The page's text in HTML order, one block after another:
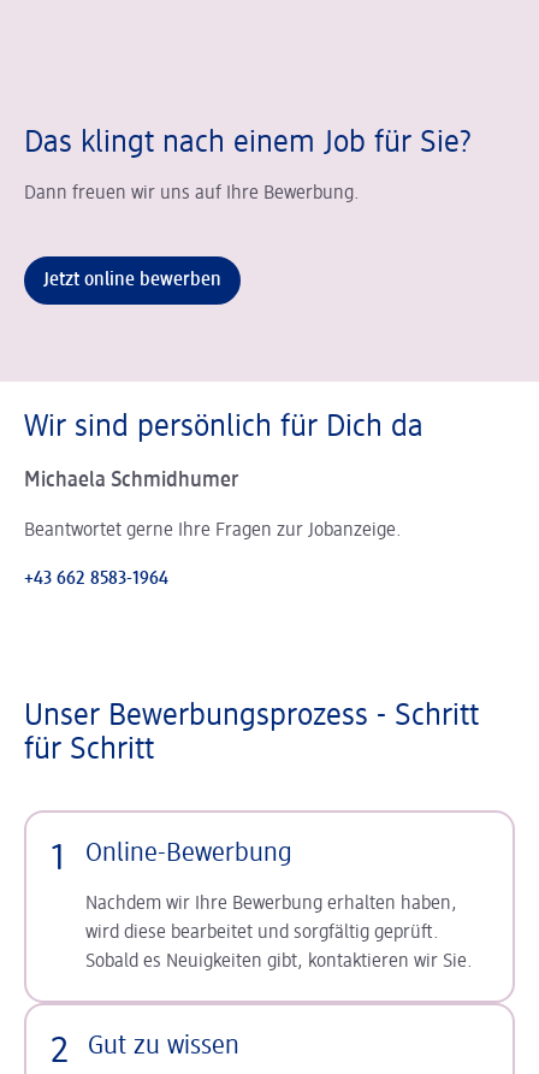
Das klingt nach einem Job für Sie?
Dann freuen wir uns auf Ihre Bewerbung.
Jetzt online bewerben
Wir sind persönlich für Dich da
Michaela Schmidhumer
Beantwortet gerne Ihre Fragen zur Jobanzeige.
+43 662 8583-1964
Unser Bewerbungsprozess - Schritt
für Schritt
1 Online-Bewerbung
Nachdem wir Ihre Bewerbung erhalten haben,
wird diese bearbeitet und sorgfältig geprüft.
Sobald es Neuigkeiten gibt, kontaktieren wir Sie.
2 Gut zu wissen